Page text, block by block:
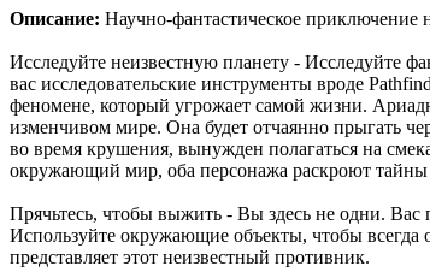
Описание: Научно-фантастическое
Исследуйте неизвестную планету - Исследуйте
вас исследовательские инструменты вроде
феномене, который угрожает самой жизни.
изменчивом мире. Она будет отчаянно прыгать
во время крушения, вынужден полагаться на
окружающий мир, оба персонажа раскроют
Прячьтесь, чтобы выжить - Вы здесь не одни. Вас
Используйте окружающие объекты, чтобы всегда
представляет этот неизвестный противник.